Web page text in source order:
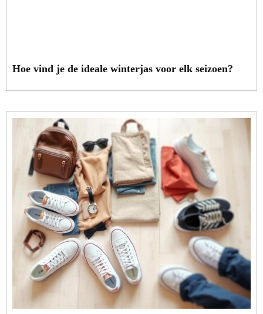
Hoe vind je de ideale winterjas voor elk seizoen?